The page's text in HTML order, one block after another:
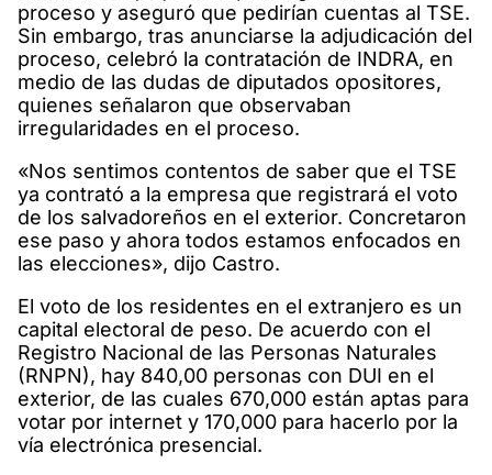
proceso y aseguró que pedirían cuentas al TSE.
Sin embargo, tras anunciarse la adjudicación del
proceso, celebró la contratación de INDRA, en
medio de las dudas de diputados opositores,
quienes señalaron que observaban
irregularidades en el proceso.
«Nos sentimos contentos de saber que el TSE
ya contrató a la empresa que registrará el voto
de los salvadoreños en el exterior. Concretaron
ese paso y ahora todos estamos enfocados en
las elecciones», dijo Castro.
El voto de los residentes en el extranjero es un
capital electoral de peso. De acuerdo con el
Registro Nacional de las Personas Naturales
(RNPN), hay 840,00 personas con DUI en el
exterior, de las cuales 670,000 están aptas para
votar por internet y 170,000 para hacerlo por la
vía electrónica presencial.